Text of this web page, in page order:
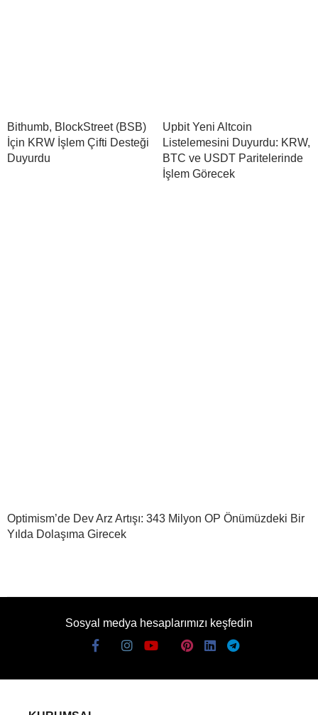
Bithumb, BlockStreet (BSB)
İçin KRW İşlem Çifti Desteği
Duyurdu
Upbit Yeni Altcoin
Listelemesini Duyurdu: KRW,
BTC ve USDT Paritelerinde
İşlem Görecek
Optimism’de Dev Arz Artışı: 343 Milyon OP Önümüzdeki Bir
Yılda Dolaşıma Girecek
Sosyal medya hesaplarımızı keşfedin